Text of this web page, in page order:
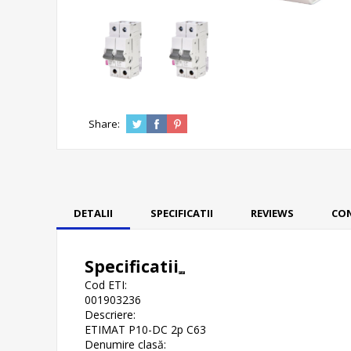
Share:
DETALII SPECIFICATII REVIEWS
Specificatii
Cod ETI:
001903236
Descriere:
ETIMAT P10-DC 2p C63
Denumire clasă: